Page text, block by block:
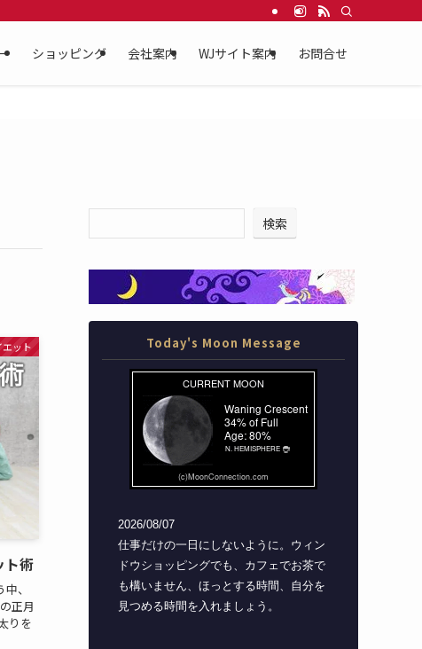
女性を応援する WEBサイト。
ショッピング 会社案内 WJサイト案内 お問合せ
エット
ト術
、
正月
りを
検索
Today's Moon Message